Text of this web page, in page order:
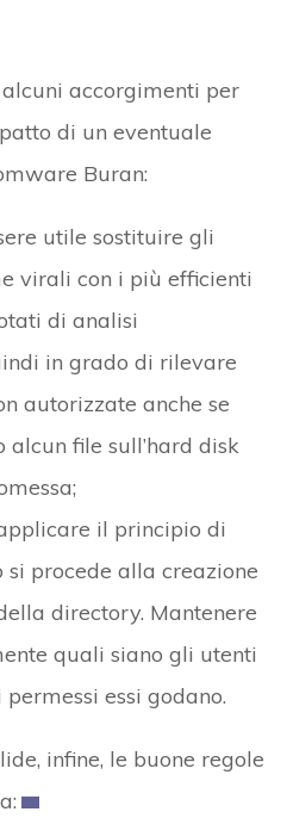
accorgimenti per
di un eventuale
Buran:
utile sostituire gli
virali con i più efficienti
di analisi
in grado di rilevare
autorizzate anche se
file sull’hard disk
il principio di
si procede alla creazione
directory. Mantenere
quali siano gli utenti
essi godano.
infine, le buone regole